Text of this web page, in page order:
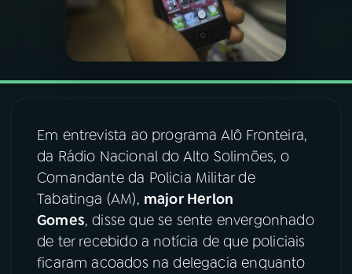
07ÚLTIMAS
08 FESTIVAL DE MÚSICA
YouTube Facebook
Instagram X
Em entrevista ao programa Alô Fronteira,
da Rádio Nacional do Alto Solimões, o
Comandante da Policia Militar de
Tabatinga (AM), major Herlon
Gomes, disse que se sente envergonhado
de ter recebido a notícia de que policiais
ficaram acoados na delegacia enquanto